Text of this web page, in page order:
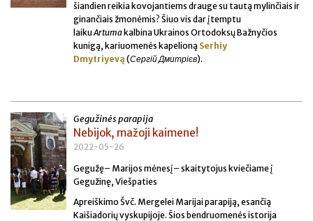
šiandien reikia kovojantiems drauge su tautą mylinčiais ir
ginančiais žmonėmis? Šiuo vis dar įtemptu
laikuArtuma kalbina Ukrainos Ortodoksų Bažnyčios
kunigą, kariuomenės kapelioną Serhiy
Dmytriyevą (Сергій Дмитрієв).
Gegužinės parapija
Nebijok, mažoji kaimene!
2022-05-26
Gegužę– Marijos mėnesį– skaitytojus kviečiame į
Gegužinę, Viešpaties
Apreiškimo Švč. Mergelei Marijai parapiją, esančią
Kaišiadorių vyskupijoje. Šios bendruomenės istorija